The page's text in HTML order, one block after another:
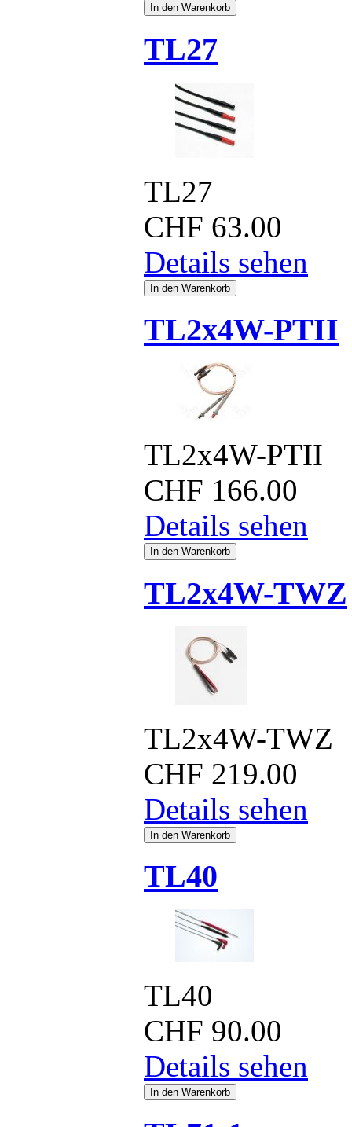
TL27
TL27
CHF 63.00
Details sehen
TL2x4W-PTII
TL2x4W-PTII
CHF 166.00
Details sehen
TL2x4W-TWZ
TL2x4W-TWZ
CHF 219.00
Details sehen
TL40
TL40
CHF 90.00
Details sehen